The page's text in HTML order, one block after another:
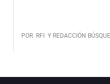
POR RFI Y REDACCIÓN